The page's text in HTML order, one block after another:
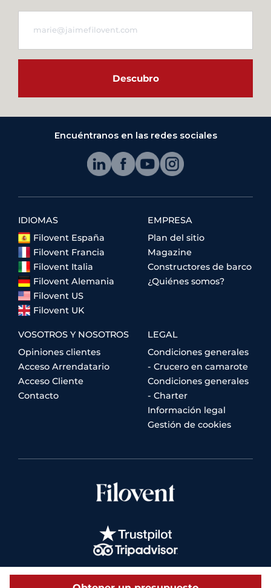
Descubro
Encuéntranos en las redes sociales
IDIOMAS
Filovent España
Filovent Francia
Filovent Italia
Filovent Alemania
Filovent US
Filovent UK
EMPRESA
Plan del sitio
Magazine
Constructores de barco
¿Quiénes somos?
VOSOTROS Y NOSOTROS
Opiniones clientes
Acceso Arrendatario
Acceso Cliente
Contacto
LEGAL
Condiciones generales
- Crucero en camarote
Condiciones generales
- Charter
Información legal
Gestión de cookies